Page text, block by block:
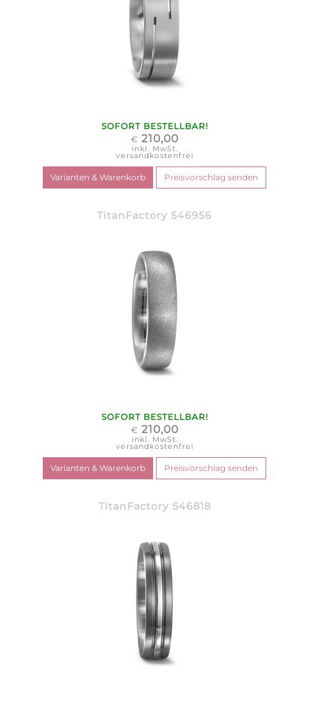
SOFORT BESTELLBAR!
€ 210,00
inkl. MwSt.
versandkostenfrei
TitanFactory 546956
SOFORT BESTELLBAR!
€ 210,00
inkl. MwSt.
versandkostenfrei
TitanFactory 546818